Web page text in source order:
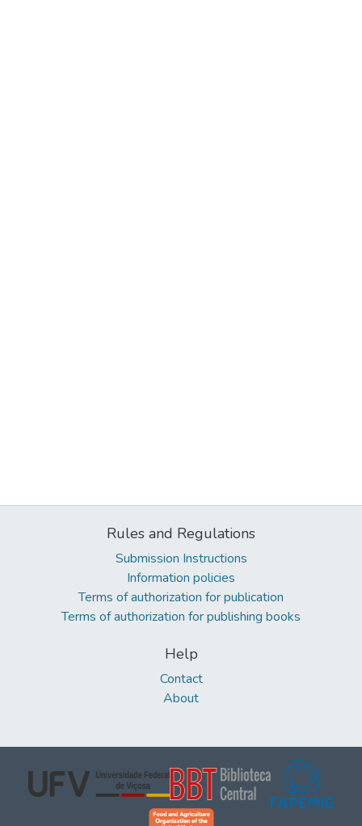
Rules and Regulations
Submission Instructions
Information policies
Terms of authorization for publication
Terms of authorization for publishing books
Help
Contact
About